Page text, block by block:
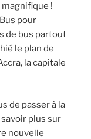
!
pour
de bus partout
le plan de
la capitale
de passer à la
plus sur
nouvelle